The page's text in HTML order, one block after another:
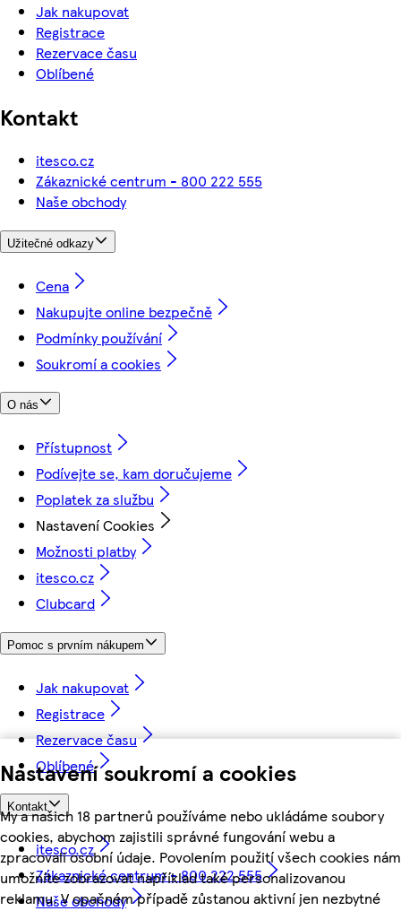
Nastavení soukromí a cookies
My a našich 18 partnerů používáme nebo ukládáme soubory
cookies, abychom zajistili správné fungování webu a
zpracovali osobní údaje. Povolením použití všech cookies nám
umožníte zobrazovat například také personalizovanou
reklamu. V opačném případě zůstanou aktivní jen nezbytné
Jak nakupovat
Registrace
Rezervace času
Oblíbené
Kontakt
itesco.cz
Zákaznické centrum - 800 222 555
Naše obchody
Užitečné odkazy
Cena
Nakupujte online bezpečně
Podmínky používání
Soukromí a cookies
O nás
Přístupnost
Podívejte se, kam doručujeme
Poplatek za službu
Nastavení Cookies
Možnosti platby
itesco.cz
Clubcard
Pomoc s prvním nákupem
Jak nakupovat
Registrace
Rezervace času
Oblíbené
Kontakt
itesco.cz
Zákaznické centrum - 800 222 555
Naše obchody